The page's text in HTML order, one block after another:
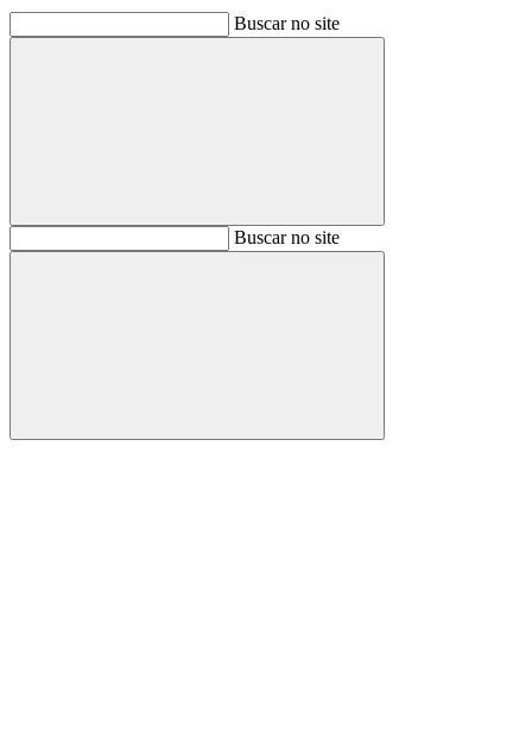
Buscar no site
BuscarBuscar no site
Buscar